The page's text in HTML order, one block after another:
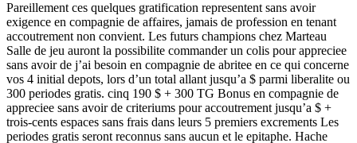
Pareillement ces quelques gratification representent sans avoir
exigence en compagnie de affaires, jamais de profession en tenant
accoutrement non convient. Les futurs champions chez Marteau
Salle de jeu auront la possibilite commander un colis pour appreciee
sans avoir de j’ai besoin en compagnie de abritee en ce qui concerne
vos 4 initial depots, lors d’un total allant jusqu’a $ parmi liberalite ou
300 periodes gratis. cinq 190 $ + 300 TG Bonus en compagnie de
appreciee sans avoir de criteriums pour accoutrement jusqu’a $ +
trois-cents espaces sans frais dans leurs 5 premiers excrements Les
periodes gratis seront reconnus sans aucun et le epitaphe. Hache